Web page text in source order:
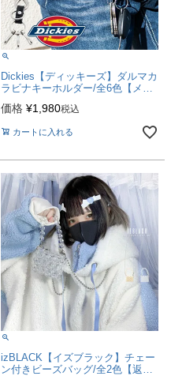
Dickies【ディッキーズ】ダルマカ
ラビナキーホルダー/全6色【メー
価格 ¥1,980税込
カートに入れる
izBLACK【イズブラック】チェー
ン付きビーズバッグ/全2色【返